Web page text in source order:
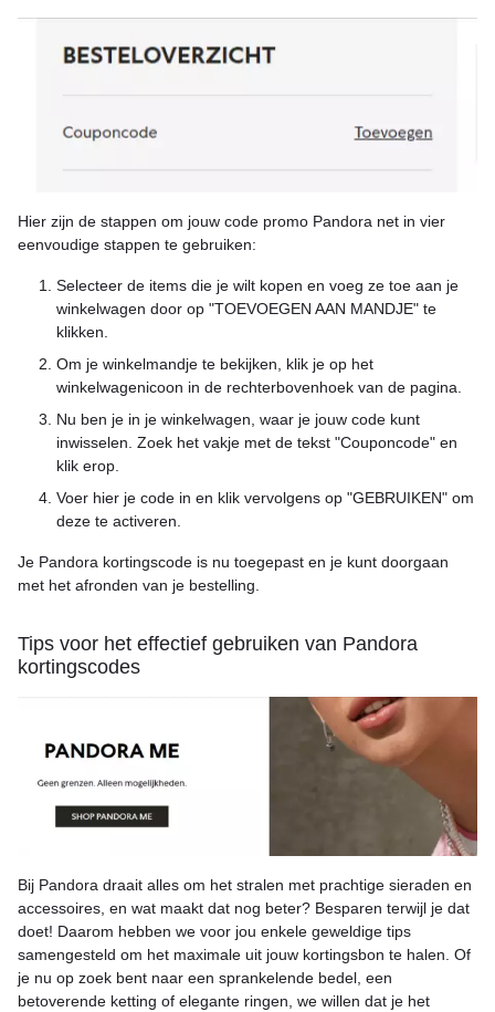
Hier zijn de stappen om jouw code promo Pandora net in vier
eenvoudige stappen te gebruiken:
Selecteer de items die je wilt kopen en voeg ze toe aan je
winkelwagen door op "TOEVOEGEN AAN MANDJE" te
klikken.
Om je winkelmandje te bekijken, klik je op het
winkelwagenicoon in de rechterbovenhoek van de pagina.
Nu ben je in je winkelwagen, waar je jouw code kunt
inwisselen. Zoek het vakje met de tekst "Couponcode" en
klik erop.
Voer hier je code in en klik vervolgens op "GEBRUIKEN" om
deze te activeren.
Je Pandora kortingscode is nu toegepast en je kunt doorgaan
met het afronden van je bestelling.
Tips voor het effectief gebruiken van Pandora
kortingscodes
Bij Pandora draait alles om het stralen met prachtige sieraden en
accessoires, en wat maakt dat nog beter? Besparen terwijl je dat
doet! Daarom hebben we voor jou enkele geweldige tips
samengesteld om het maximale uit jouw kortingsbon te halen. Of
je nu op zoek bent naar een sprankelende bedel, een
betoverende ketting of elegante ringen, we willen dat je het